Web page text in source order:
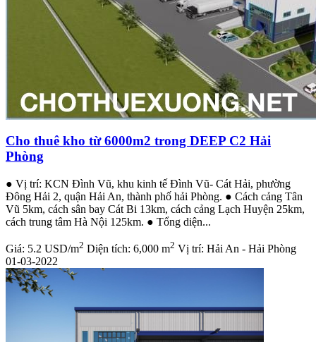
Cho thuê kho từ 6000m2 trong DEEP C2 Hải
Phòng
● Vị trí: KCN Đình Vũ, khu kinh tế Đình Vũ- Cát Hải, phường
Đông Hải 2, quận Hải An, thành phố hải Phòng. ● Cách cảng Tân
Vũ 5km, cách sân bay Cát Bi 13km, cách cảng Lạch Huyện 25km,
cách trung tâm Hà Nội 125km. ● Tổng diện...
Giá: 5.2 USD/m2 Diện tích: 6,000 m2 Vị trí: Hải An - Hải Phòng
01-03-2022